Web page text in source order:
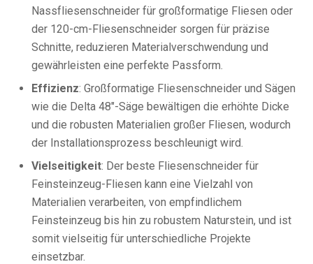
Nassfliesenschneider für großformatige Fliesen oder
der 120-cm-Fliesenschneider sorgen für präzise
Schnitte, reduzieren Materialverschwendung und
gewährleisten eine perfekte Passform.
Effizienz: Großformatige Fliesenschneider und Sägen
wie die Delta 48″-Säge bewältigen die erhöhte Dicke
und die robusten Materialien großer Fliesen, wodurch
der Installationsprozess beschleunigt wird.
Vielseitigkeit: Der beste Fliesenschneider für
Feinsteinzeug-Fliesen kann eine Vielzahl von
Materialien verarbeiten, von empfindlichem
Feinsteinzeug bis hin zu robustem Naturstein, und ist
somit vielseitig für unterschiedliche Projekte
einsetzbar.